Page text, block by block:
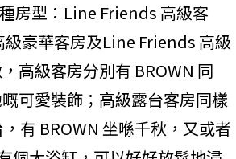
種房型：Line Friends 高級客
豪華客房及Line Friends 高級
高級客房分別有 BROWN 同
可愛裝飾；高級露台客房同樣
有 BROWN 坐喺千秋，又或者